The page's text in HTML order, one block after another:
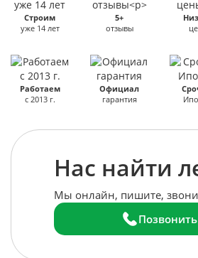
Строим
уже 14 лет
5+
отзывы
Работаем
с 2013 г.
Официал
гарантия
Нас найти
Мы онлайн, пишите,
Позвонить